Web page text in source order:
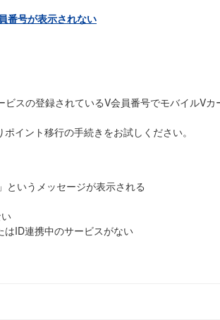
番号が表示されない
スの登録されているV会員番号でモバイルV
イント移行の手続きをお試しください。
というメッセージが表示される
はID連携中のサービスがない